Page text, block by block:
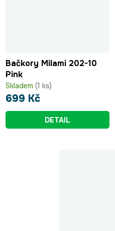
Bačkory Milami 202-10
Pink
Skladem (1 ks)
699 Kč
DETAIL